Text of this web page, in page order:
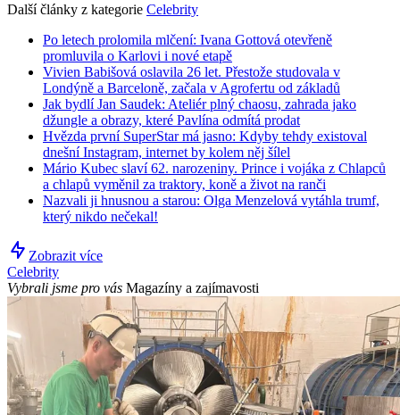
Další články z kategorie Celebrity
Po letech prolomila mlčení: Ivana Gottová otevřeně
promluvila o Karlovi i nové etapě
Vivien Babišová oslavila 26 let. Přestože studovala v
Londýně a Barceloně, začala v Agrofertu od základů
Jak bydlí Jan Saudek: Ateliér plný chaosu, zahrada jako
džungle a obrazy, které Pavlína odmítá prodat
Hvězda první SuperStar má jasno: Kdyby tehdy existoval
dnešní Instagram, internet by kolem něj šílel
Mário Kubec slaví 62. narozeniny. Prince i vojáka z Chlapců
a chlapů vyměnil za traktory, koně a život na ranči
Nazvali ji hnusnou a starou: Olga Menzelová vytáhla trumf,
který nikdo nečekal!
Zobrazit více
Celebrity
Vybrali jsme pro vás Magazíny a zajímavosti